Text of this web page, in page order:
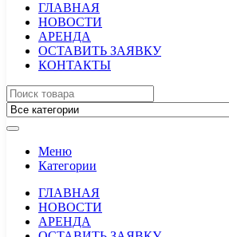
ГЛАВНАЯ
НОВОСТИ
АРЕНДА
ОСТАВИТЬ ЗАЯВКУ
КОНТАКТЫ
Меню
Категории
ГЛАВНАЯ
НОВОСТИ
АРЕНДА